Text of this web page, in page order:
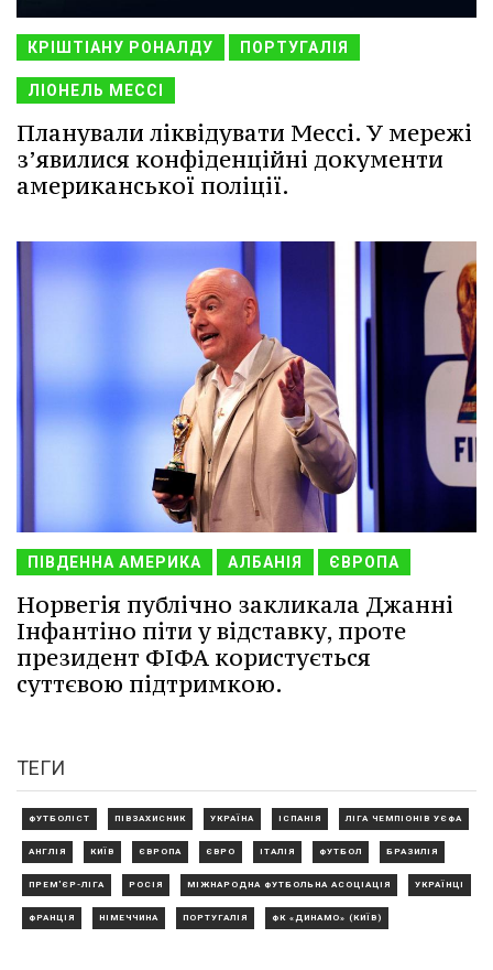
КРІШТІАНУ РОНАЛДУ ПОРТУГАЛІЯ
ЛІОНЕЛЬ МЕССІ
Планували ліквідувати Мессі. У мережі
з’явилися конфіденційні документи
американської поліції.
ПІВДЕННА АМЕРИКА АЛБАНІЯ ЄВРОПА
Норвегія публічно закликала Джанні
Інфантіно піти у відставку, проте
президент ФІФА користується
суттєвою підтримкою.
ТЕГИ
ФУТБОЛІСТ ПІВЗАХИСНИК УКРАЇНА ІСПАНІЯ ЛІГА ЧЕМПІОНІВ УЄФА
АНГЛІЯ КИЇВ ЄВРОПА ЄВРО ІТАЛІЯ ФУТБОЛ БРАЗИЛІЯ
ПРЕМ'ЄР-ЛІГА РОСІЯ МІЖНАРОДНА ФУТБОЛЬНА АСОЦІАЦІЯ УКРАЇНЦІ
ФРАНЦІЯ НІМЕЧЧИНА ПОРТУГАЛІЯ ФК «ДИНАМО» (КИЇВ)